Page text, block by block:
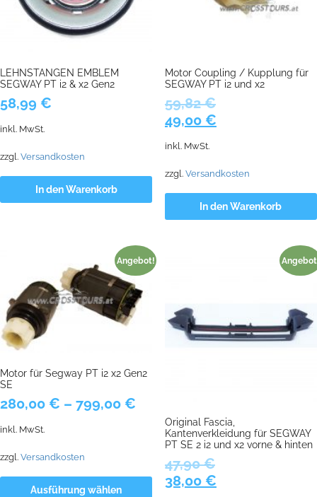
LEHNSTANGEN EMBLEM
SEGWAY PT i2 & x2 Gen2
58,99 €
inkl. MwSt.
zzgl. Versandkosten
In den Warenkorb
Motor Coupling / Kupplung für
SEGWAY PT i2 und x2
59,82€
Ursprünglicher
war:
59,82 €
49,00 €Aktueller
49,00 €.
inkl. MwSt.
zzgl. Versandkosten
In den Warenkorb
Angebot!
Motor für Segway PT i2 x2 Gen2
SE
280,00 € – 799,00 €
inkl. MwSt.
zzgl. Versandkosten
Ausführung wählen
Original Fascia,
Kantenverkleidung für SEGWAY
PT SE 2 i2 und x2 vorne & hinten
47,90€
Ursprünglicher
38,00 €Aktueller